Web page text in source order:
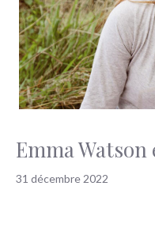
Emma Watson
31 décembre 2022